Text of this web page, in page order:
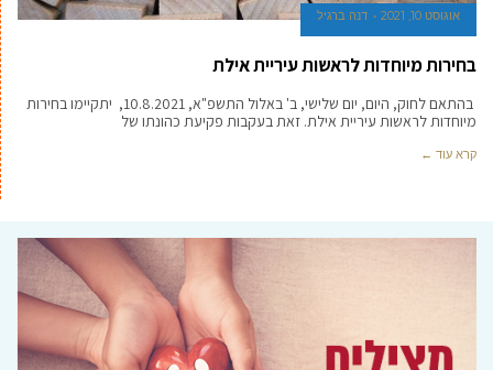
אוגוסט 10, 2021 דנה ברגיל
בחירות מיוחדות לראשות עיריית אילת
בהתאם לחוק, היום, יום שלישי, ב' באלול התשפ"א, 10.8.2021, יתקיימו בחירות
מיוחדות לראשות עיריית אילת. זאת בעקבות פקיעת כהונתו של
קרא עוד ←